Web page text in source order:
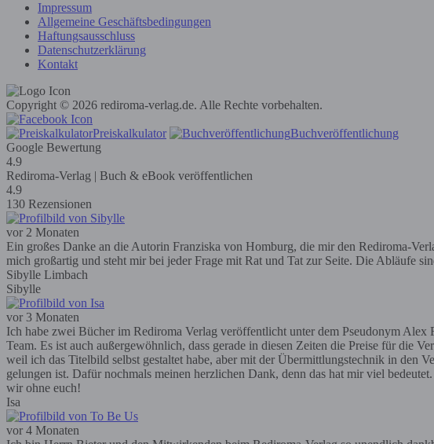
Impressum
Allgemeine Geschäftsbedingungen
Haftungsausschluss
Datenschutzerklärung
Kontakt
Copyright © 2026 rediroma-verlag.de. Alle Rechte vorbehalten.
Preiskalkulator
Buchveröffentlichung
Google Bewertung
4.9
Rediroma-Verlag | Buch & eBook veröffentlichen
4.9
130 Rezensionen
vor 2 Monaten
Ein großes Danke an die Autorin Franziska von Homburg, die mir den Rediroma-
mich großartig und steht mir bei jeder Frage mit Rat und Tat zur Seite. Die Abläufe
Sibylle Limbach
Sibylle
vor 3 Monaten
Ich habe zwei Bücher im Rediroma Verlag veröffentlicht unter dem Pseudonym
Team. Es ist auch außergewöhnlich, dass gerade in diesen Zeiten die Preise für die
weil ich das Titelbild selbst gestaltet habe, aber mit der Übermittlungstechnik in den
gelungen ist. Dafür nochmals meinen herzlichen Dank, denn das hat mir viel
wir ohne euch!
Isa
vor 4 Monaten